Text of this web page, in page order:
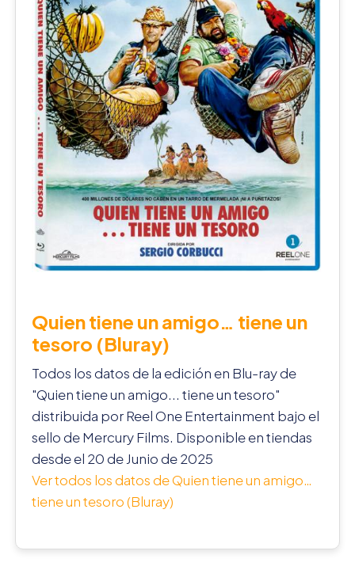
Quien tiene un amigo… tiene un
tesoro (Bluray)
Todos los datos de la edición en Blu-ray de
"Quien tiene un amigo... tiene un tesoro"
distribuida por Reel One Entertainment bajo el
sello de Mercury Films. Disponible en tiendas
desde el 20 de Junio de 2025
Ver todos los datos de Quien tiene un amigo…
tiene un tesoro (Bluray)